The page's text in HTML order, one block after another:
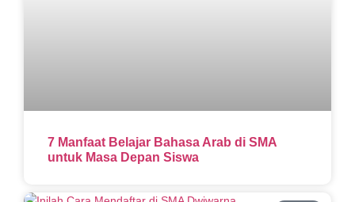
7 Manfaat Belajar Bahasa Arab di SMA
untuk Masa Depan Siswa